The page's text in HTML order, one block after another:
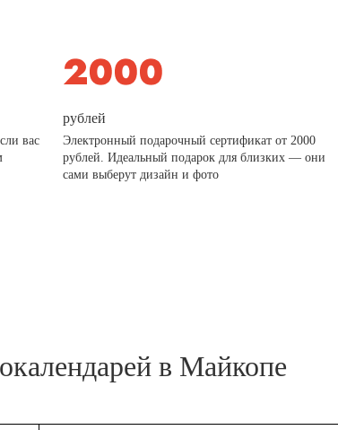
вас
рублей
Электронный подарочный сертификат от 2000
рублей. Идеальный подарок для близких — они
сами выберут дизайн и фото
в Майкопе